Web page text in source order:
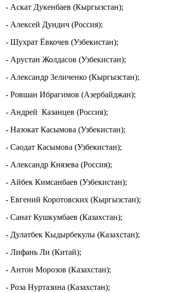
- Аскат Дукенбаев (Кыргызстан);
- Алексей Дундич (Россия);
- Шухрат Ёвкочев (Узбекистан);
- Арустан Жолдасов (Узбекистан);
- Александр Зеличенко (Кыргызстан);
- Ровшан Ибрагимов (Азербайджан);
- Андрей Казанцев (Россия);
- Назокат Касымова (Узбекистан);
- Саодат Касымова (Узбекистан);
- Александр Князева (Россия);
- Айбек Кимсанбаев (Узбекистан);
- Евгений Коротовских (Кыргызстан);
- Санат Кушкумбаев (Казахстан);
- Дулатбек Кыдырбекулы (Казахстан);
- Лифань Ли (Китай);
- Антон Морозов (Казахстан);
- Роза Нуртазина (Казахстан);